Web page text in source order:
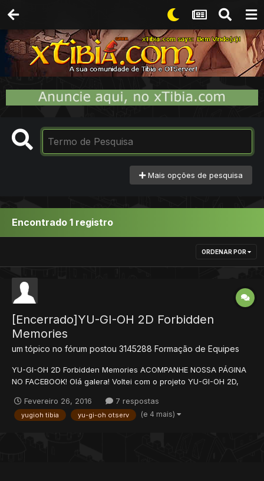
Mais opções de pesquisa
Encontrado 1 registro
ORDENAR POR
[Encerrado]YU-GI-OH 2D Forbidden
Memories
um tópico no fórum postou 3145288 Formação de Equipes
YU-GI-OH 2D Forbidden Memories ACOMPANHE NOSSA PÁGINA
NO FACEBOOK! Olá galera! Voltei com o projeto YU-GI-OH 2D,
jogo ainda está em construção, ainda temos um longo caminho
pela frente, mas, concluímos alguns sistemas q...
Fevereiro 26, 2016 7 respostas
yugioh tibia yu-gi-oh otserv (e 4 mais)